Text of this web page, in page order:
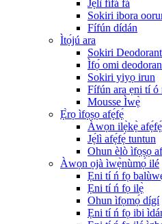
Jẹ́lì fífá fá
Sokiri ibora
Fífún dídán
Ìtọ́jú ara
Sokiri
Ìfọ́ omi
Sokiri yiyọ irun
Fífún ara ẹni tí ó
Mousse Ìwẹ̀
Ẹ̀rọ ìfọṣọ afẹ́fẹ́
Àwọn ilẹ̀kẹ̀
Jẹ́lì afẹ́fẹ́ tuntun
Ohun èlò ìfọṣọ
Àwọn ọjà ìwẹ̀nùmọ́ ilé
Ẹni tí ń fọ
Ẹni tí ń fọ ilẹ̀
Ohun ìfọmọ́ dígí
Ẹni tí ń fọ ibi